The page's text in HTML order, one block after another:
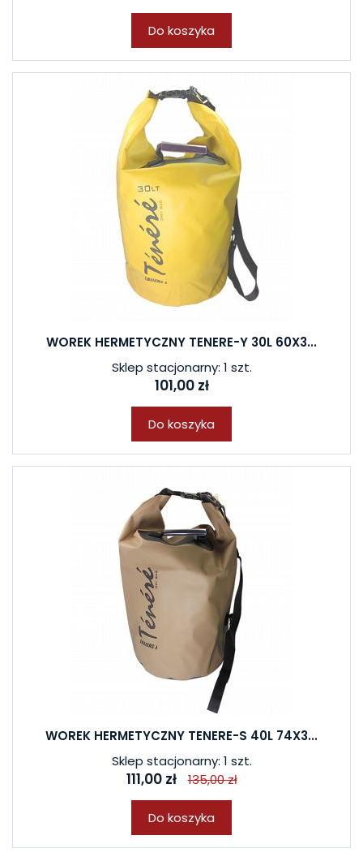
Do koszyka
WOREK HERMETYCZNY TENERE-Y 30L 60X3...
Sklep stacjonarny: 1 szt.
101,00 zł
Do koszyka
WOREK HERMETYCZNY TENERE-S 40L 74X3...
Sklep stacjonarny: 1 szt.
111,00 zł 135,00 zł
Do koszyka